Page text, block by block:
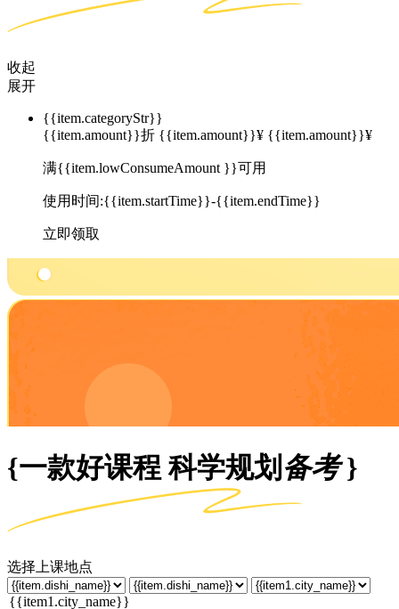
收起
展开
{{item.categoryStr}}
{{item.amount}}折 {{item.amount}}¥ {{item.amount}}¥
满{{item.lowConsumeAmount }}可用
使用时间:{{item.startTime}}-{{item.endTime}}
立即领取
{一款好课程 科学规划 备考}
选择上课地点